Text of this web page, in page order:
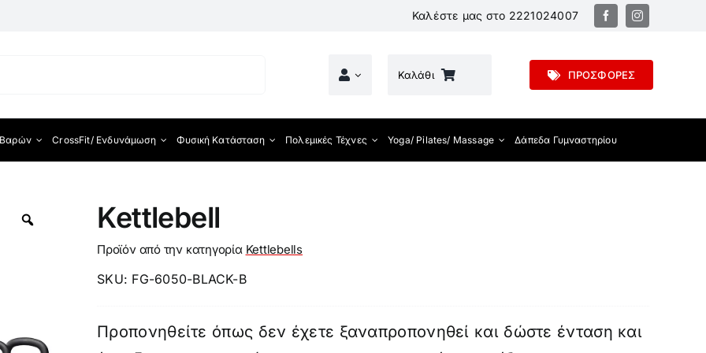
Καλέστε μας στο 2221024007
Καλάθι ΠΡΟΣΦΟΡΕΣ
CrossFit/ Ενδυνάμωση Φυσική Κατάσταση Πολεμικές Τέχνες Yoga/ Pilates/ Massage Δάπεδα Γυμναστηρίου
Kettlebell
Προϊόν από την κατηγορία Kettlebells
SKU: FG-6050-BLACK-B
Προπονηθείτε όπως δεν έχετε ξαναπροπονηθεί και δώστε ένταση και